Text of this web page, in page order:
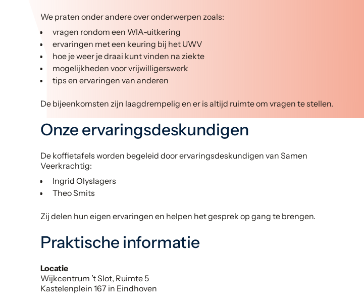
We praten onder andere over onderwerpen zoals:
vragen rondom een WIA-uitkering
ervaringen met een keuring bij het UWV
hoe je weer je draai kunt vinden na ziekte
mogelijkheden voor vrijwilligerswerk
tips en ervaringen van anderen
De bijeenkomsten zijn laagdrempelig en er is altijd ruimte om vragen te stellen.
Onze ervaringsdeskundigen
De koffietafels worden begeleid door ervaringsdeskundigen van Samen
Veerkrachtig:
Ingrid Olyslagers
Theo Smits
Zij delen hun eigen ervaringen en helpen het gesprek op gang te brengen.
Praktische informatie
Locatie
Wijkcentrum ’t Slot, Ruimte 5
Kastelenplein 167 in Eindhoven